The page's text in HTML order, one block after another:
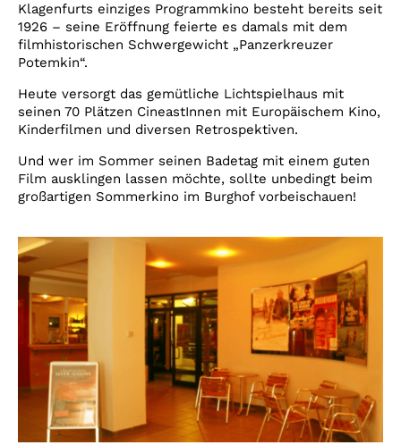
Klagenfurts einziges Programmkino besteht bereits seit
1926 – seine Eröffnung feierte es damals mit dem
filmhistorischen Schwergewicht „Panzerkreuzer
Potemkin“.
Heute versorgt das gemütliche Lichtspielhaus mit
seinen 70 Plätzen CineastInnen mit Europäischem Kino,
Kinderfilmen und diversen Retrospektiven.
Und wer im Sommer seinen Badetag mit einem guten
Film ausklingen lassen möchte, sollte unbedingt beim
großartigen Sommerkino im Burghof vorbeischauen!